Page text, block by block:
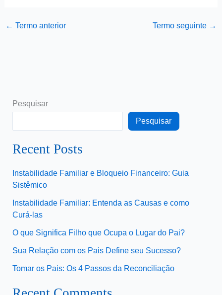
← Termo anterior Termo seguinte →
Pesquisar
Pesquisar
Recent Posts
Instabilidade Familiar e Bloqueio Financeiro: Guia
Sistêmico
Instabilidade Familiar: Entenda as Causas e como
Curá-las
O que Significa Filho que Ocupa o Lugar do Pai?
Sua Relação com os Pais Define seu Sucesso?
Tomar os Pais: Os 4 Passos da Reconciliação